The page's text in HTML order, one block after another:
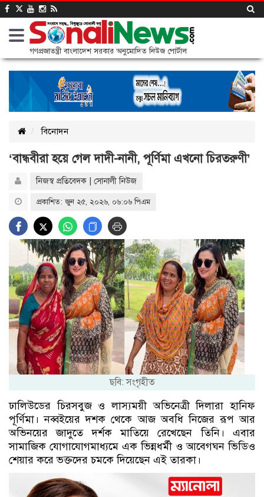
গণপ্রজাতন্ত্রী বাংলাদেশ সরকার অনুমোদিত নিউজ পোর্টাল
বিনোদন
‘বান্ধবীরা হয়ে গেল দাদী-নানী, পূর্ণিমা এখনো চিরতরুণী’
নিজস্ব প্রতিবেদক | সোনালী নিউজ
প্রকাশিত: জুন ২৫, ২০২৬, ০৬:০৬ পিএম
ছবি: সংগৃহীত
ঢালিউডের চিরসবুজ ও লাস্যময়ী অভিনেত্রী দিলারা হানিফ
পূর্ণিমা। নব্বইয়ের দশক থেকে আজ অবধি নিজের রূপ আর
অভিনয়ের জাদুতে দর্শক মাতিয়ে রেখেছেন তিনি। এবার
সামাজিক যোগাযোগমাধ্যমে এক ভিন্নধর্মী ও আবেগঘন ভিডিও
শেয়ার করে ভক্তদের চমকে দিয়েছেন এই তারকা।